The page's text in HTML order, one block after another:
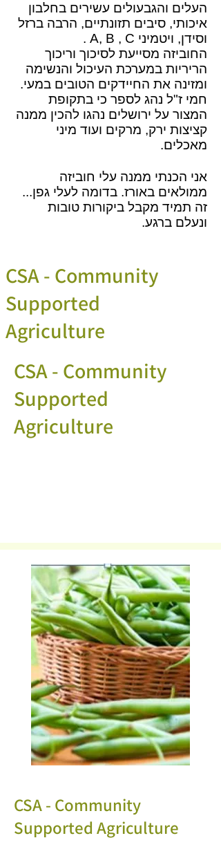
העלים והגבעולים עשירים בחלבון
איכותי, סיבים תזונתיים, הרבה ברזל
וסידן, ויטמיני A, B , C .
החוביזה מסייעת לסיכוך וריכוך
הריריות במערכת העיכול והנשימה
ומזינה את החיידקים הטובים במעי.
חמי ז"ל נהג לספר כי בתקופת
המצור על ירושלים נהגו להכין ממנה
קציצות ירק, מרקים ועוד מיני
מאכלים.
אני הכנתי ממנה עלי חוביזה
ממולאים באורז. בדומה לעלי גפן...
זה תמיד מקבל ביקורות טובות
ונעלם ברגע.
CSA - Community
Supported
Agriculture
CSA - Community
Supported
Agriculture
CSA - Community
Supported Agriculture